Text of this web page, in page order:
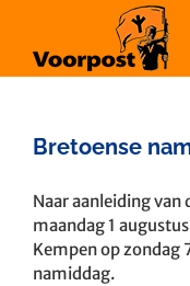
inhoud
Bretoense
Bekijk
grotere
afbeelding
Naar aanleiding van
maandag 1
Kempen op zondag
namiddag.